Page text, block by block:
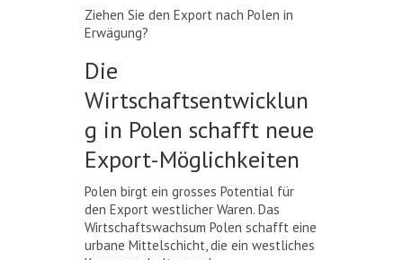
Ziehen Sie den Export nach Polen in
Erwägung?
Die
Wirtschaftsentwicklun
g in Polen schafft neue
Export-Möglichkeiten
Polen birgt ein grosses Potential für
den Export westlicher Waren. Das
Wirtschaftswachsum Polen schafft eine
urbane Mittelschicht, die ein westliches